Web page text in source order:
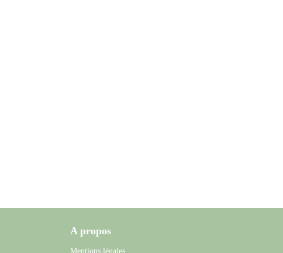
A propos
Mentions légales